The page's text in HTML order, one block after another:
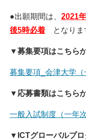
●出願期間は、 2021
後5時必着 となりま
▼募集要項はこちら
募集要項_会津大学
▼応募書類はこちら
一般入試制度（一年
▼ICTグローバルプロ